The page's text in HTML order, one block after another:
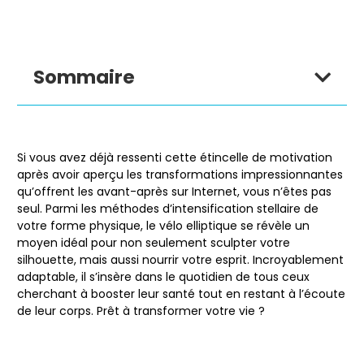
Sommaire
Si vous avez déjà ressenti cette étincelle de motivation
après avoir aperçu les transformations impressionnantes
qu’offrent les avant-après sur Internet, vous n’êtes pas
seul. Parmi les méthodes d’intensification stellaire de
votre forme physique, le vélo elliptique se révèle un
moyen idéal pour non seulement sculpter votre
silhouette, mais aussi nourrir votre esprit. Incroyablement
adaptable, il s’insère dans le quotidien de tous ceux
cherchant à booster leur santé tout en restant à l’écoute
de leur corps. Prêt à transformer votre vie ?